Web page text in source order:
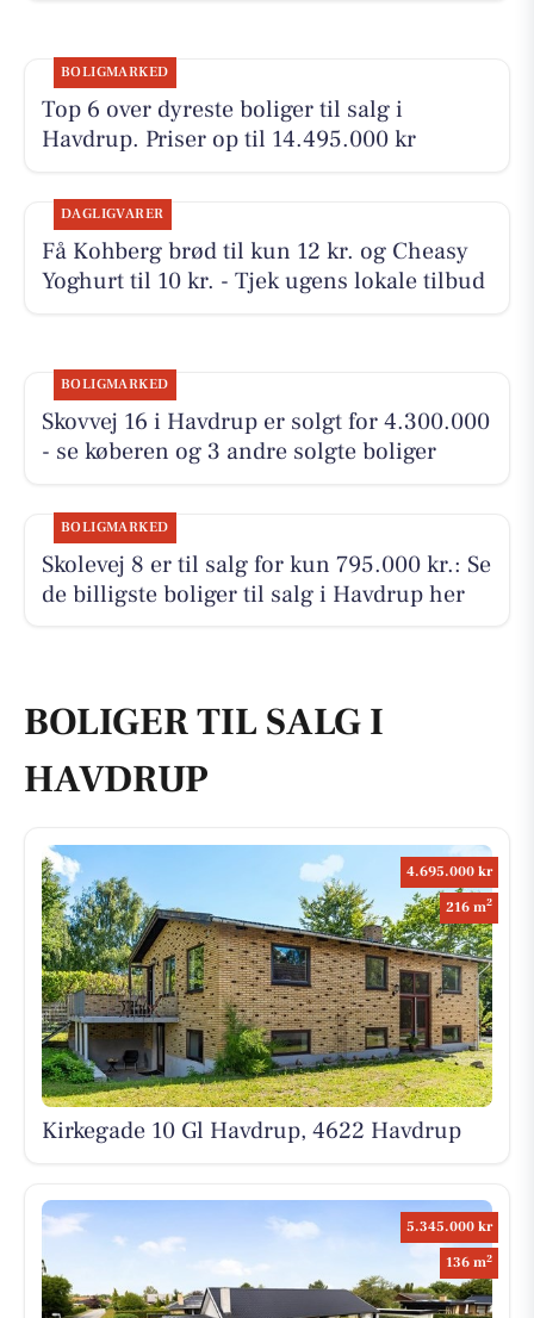
BOLIGMARKED
Top 6 over dyreste boliger til salg i
Havdrup. Priser op til 14.495.000 kr
DAGLIGVARER
Få Kohberg brød til kun 12 kr. og Cheasy
Yoghurt til 10 kr. - Tjek ugens lokale tilbud
BOLIGMARKED
Skovvej 16 i Havdrup er solgt for 4.300.000
- se køberen og 3 andre solgte boliger
BOLIGMARKED
Skolevej 8 er til salg for kun 795.000 kr.: Se
de billigste boliger til salg i Havdrup her
BOLIGER TIL SALG I
HAVDRUP
4.695.000 kr
216 m2
Kirkegade 10 Gl Havdrup, 4622 Havdrup
5.345.000 kr
136 m2